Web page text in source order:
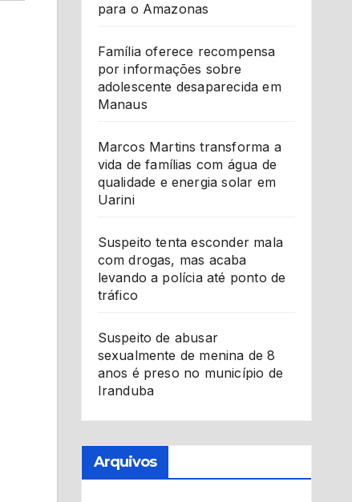
para o Amazonas
Família oferece recompensa
por informações sobre
adolescente desaparecida em
Manaus
Marcos Martins transforma a
vida de famílias com água de
qualidade e energia solar em
Uarini
Suspeito tenta esconder mala
com drogas, mas acaba
levando a polícia até ponto de
tráfico
Suspeito de abusar
sexualmente de menina de 8
anos é preso no município de
Iranduba
Arquivos